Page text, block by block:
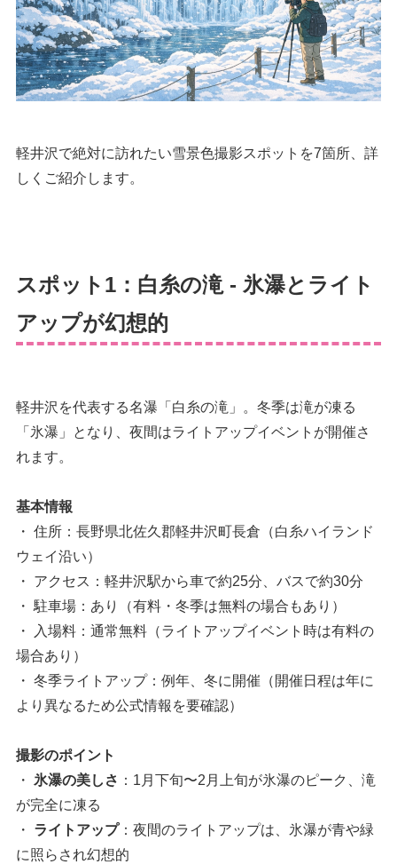
軽井沢で絶対に訪れたい雪景色撮影スポットを7箇所、詳
しくご紹介します。
スポット1：白糸の滝 - 氷瀑とライト
アップが幻想的
軽井沢を代表する名瀑「白糸の滝」。冬季は滝が凍る
「氷瀑」となり、夜間はライトアップイベントが開催さ
れます。
基本情報
・ 住所：長野県北佐久郡軽井沢町長倉（白糸ハイランド
ウェイ沿い）
・ アクセス：軽井沢駅から車で約25分、バスで約30分
・ 駐車場：あり（有料・冬季は無料の場合もあり）
・ 入場料：通常無料（ライトアップイベント時は有料の
場合あり）
・ 冬季ライトアップ：例年、冬に開催（開催日程は年に
より異なるため公式情報を要確認）
撮影のポイント
・ 氷瀑の美しさ ：1月下旬〜2月上旬が氷瀑のピーク、滝
が完全に凍る
・ ライトアップ：夜間のライトアップは、氷瀑が青や緑
に照らされ幻想的